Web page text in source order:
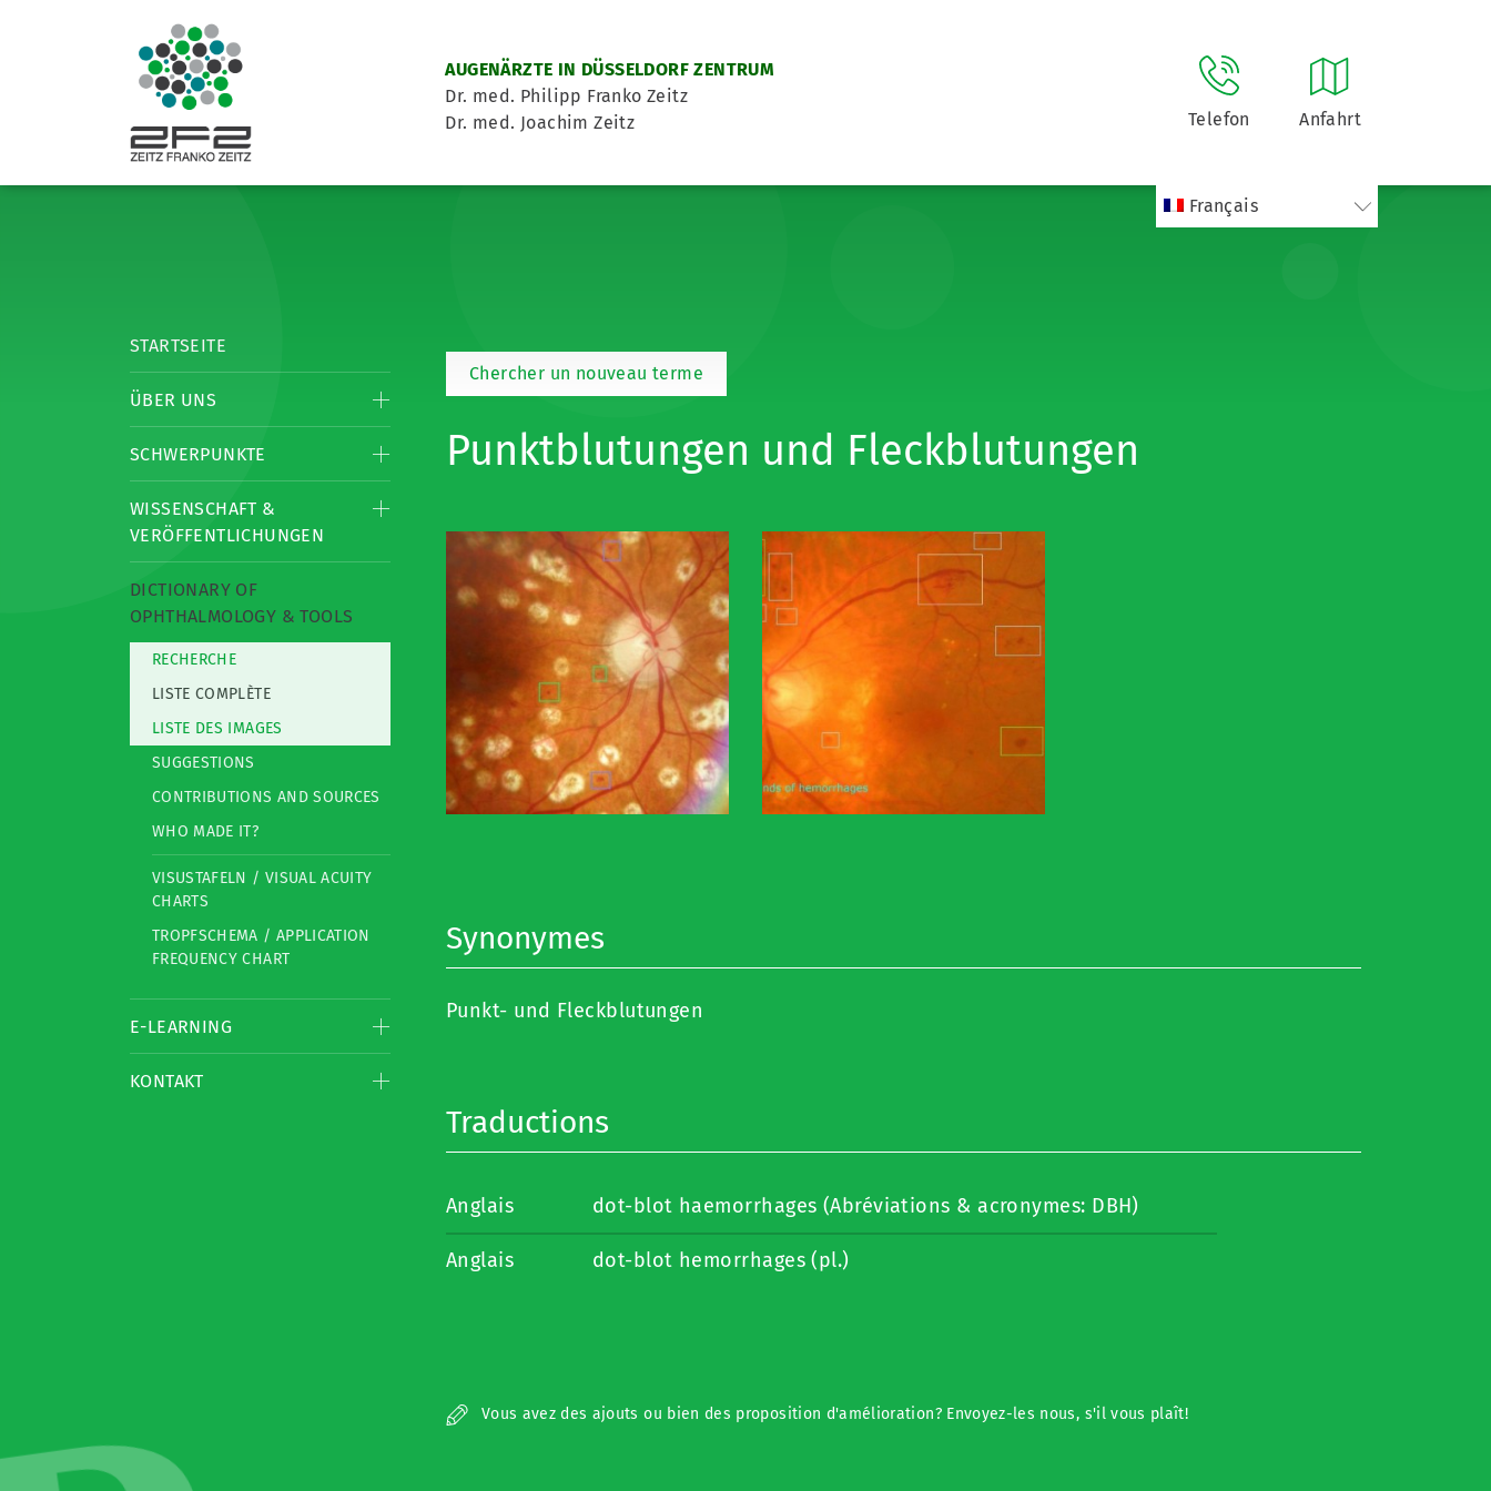
AUGENÄRZTE IN DÜSSELDORF ZENTRUM
Dr. med. Philipp Franko Zeitz
Dr. med. Joachim Zeitz
Telefon Anfahrt
Français
STARTSEITE
ÜBER UNS
SCHWERPUNKTE
WISSENSCHAFT &
VERÖFFENTLICHUNGEN
DICTIONARY OF
OPHTHALMOLOGY & TOOLS
RECHERCHE
LISTE COMPLÈTE
LISTE DES IMAGES
SUGGESTIONS
CONTRIBUTIONS AND SOURCES
WHO MADE IT?
VISUSTAFELN / VISUAL ACUITY
CHARTS
TROPFSCHEMA / APPLICATION
FREQUENCY CHART
E-LEARNING
KONTAKT
Chercher un nouveau terme
Punktblutungen und Fleckblutungen
Synonymes
Punkt- und Fleckblutungen
Traductions
Anglais dot-blot haemorrhages (Abréviations & acronymes: DBH)
Anglais dot-blot hemorrhages (pl.)
Vous avez des ajouts ou bien des proposition d'amélioration? Envoyez-les nous, s'il vous plaît!